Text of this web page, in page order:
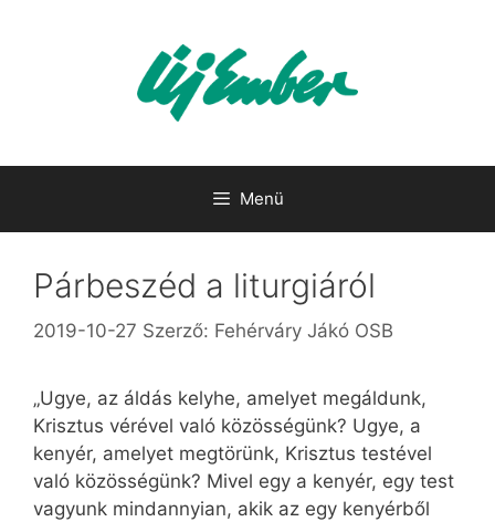
Menü
Párbeszéd a liturgiáról
2019-10-27 Szerző: Fehérváry Jákó OSB
„Ugye, az áldás kelyhe, amelyet megáldunk,
Krisztus vérével való közösségünk? Ugye, a
kenyér, amelyet megtörünk, Krisztus testével
való közösségünk? Mivel egy a kenyér, egy test
vagyunk mind­annyian, akik az egy kenyérből